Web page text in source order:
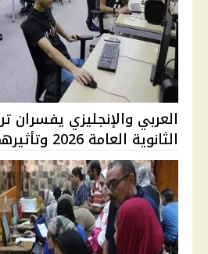
العربي والإنجليزي يفسران
الثانوية العامة 2026 وتأثيرهما ع...